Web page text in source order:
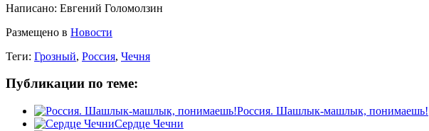
Написано: Евгений Голомолзин
Размещено в Новости
Теги: Грозный, Россия, Чечня
Публикации по теме:
Россия. Шашлык-машлык, понимаешь!
Сердце Чечни